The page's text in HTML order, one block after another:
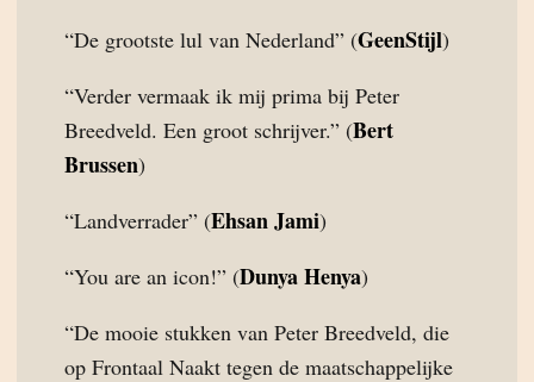
“De grootste lul van Nederland” (GeenStijl)
“Verder vermaak ik mij prima bij Peter
Breedveld. Een groot schrijver.” (Bert
Brussen)
“Landverrader” (Ehsan Jami)
“You are an icon!” (Dunya Henya)
“De mooie stukken van Peter Breedveld, die
op Frontaal Naakt tegen de maatschappelijke